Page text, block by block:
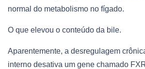
normal do metabolismo no fígado.
O que elevou o conteúdo da bile.
Aparentemente, a desregulagem
interno desativa um gene chamado